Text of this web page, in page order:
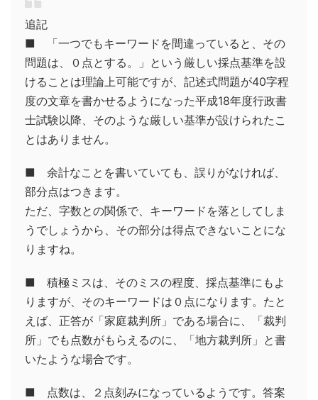
追記
■ 「一つでもキーワードを間違っていると、その
問題は、０点とする。」という厳しい採点基準を設
けることは理論上可能ですが、記述式問題が40字程
度の文章を書かせるようになった平成18年度行政書
士試験以降、そのような厳しい基準が設けられたこ
とはありません。
■ 余計なことを書いていても、誤りがなければ、
部分点はつきます。
ただ、字数との関係で、キーワードを落としてしま
うでしょうから、その部分は得点できないことにな
りますね。
■ 積極ミスは、そのミスの程度、採点基準にもよ
りますが、そのキーワードは０点になります。たと
えば、正答が「家庭裁判所」である場合に、「裁判
所」でも点数がもらえるのに、「地方裁判所」と書
いたような場合です。
■ 点数は、２点刻みになっているようです。答案